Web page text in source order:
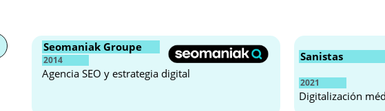
Seomaniak Groupe
2014
Agencia SEO y estrategia digital
Sanistas
2021
Digitalización